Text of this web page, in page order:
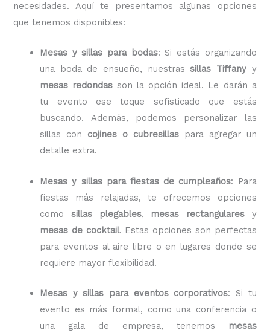
necesidades. Aquí te presentamos algunas opciones
que tenemos disponibles:
Mesas y sillas para bodas: Si estás organizando
una boda de ensueño, nuestrassillas Tiffanyy
mesas redondas son la opción ideal. Le darán a
tu evento ese toque sofisticado que estás
buscando. Además, podemos personalizar las
sillas con cojines o cubresillaspara agregar un
detalle extra.
Mesas y sillas para fiestas de cumpleaños: Para
fiestas más relajadas, te ofrecemos opciones
como sillas plegables, mesas rectangularesy
mesas de cocktail. Estas opciones son perfectas
para eventos al aire libre o en lugares donde se
requiere mayor flexibilidad.
Mesas y sillas para eventos corporativos: Si tu
evento es más formal, como una conferencia o
una gala de empresa, tenemos
mesas